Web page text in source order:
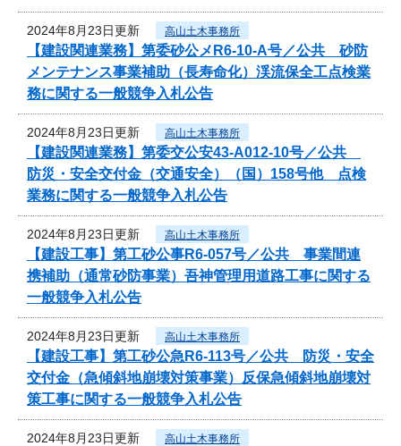
2024年8月23日更新 高山土木事務所
【建設関連業務】第委砂公メR6-10-A号／公共 砂防
メンテナンス事業補助（長寿命化）渓流保全工点検業
務に関する一般競争入札公告
2024年8月23日更新 高山土木事務所
【建設関連業務】第委交公安43-A012-10号／公共
防災・安全交付金（交通安全）（国）158号他 点検
業務に関する一般競争入札公告
2024年8月23日更新 高山土木事務所
【建設工事】第工砂公事R6-057号／公共 事業間連
携補助（通常砂防事業）吾神管理用道路工事に関する
一般競争入札公告
2024年8月23日更新 高山土木事務所
【建設工事】第工砂公急R6-113号／公共 防災・安全
交付金（急傾斜地崩壊対策事業）反保急傾斜地崩壊対
策工事に関する一般競争入札公告
2024年8月23日更新 高山土木事務所